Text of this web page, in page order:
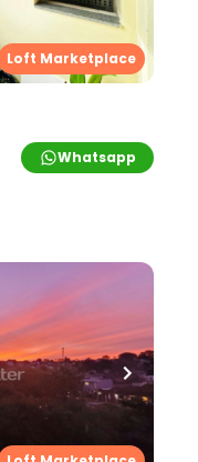
Loft Marketplace
Novo
Whatsapp
•
- Novo